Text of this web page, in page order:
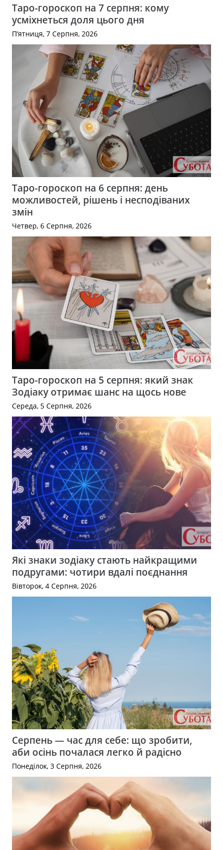
Таро-гороскоп на 7 серпня: кому
усміхнеться доля цього дня
П’ятниця, 7 Серпня, 2026
Таро-гороскоп на 6 серпня: день
можливостей, рішень і несподіваних
змін
Четвер, 6 Серпня, 2026
Таро-гороскоп на 5 серпня: який знак
Зодіаку отримає шанс на щось нове
Середа, 5 Серпня, 2026
Які знаки зодіаку стають найкращими
подругами: чотири вдалі поєднання
Вівторок, 4 Серпня, 2026
Серпень — час для себе: що зробити,
аби осінь почалася легко й радісно
Понеділок, 3 Серпня, 2026